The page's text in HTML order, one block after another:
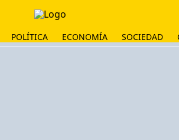
POLÍTICA ECONOMÍA SOCIEDAD